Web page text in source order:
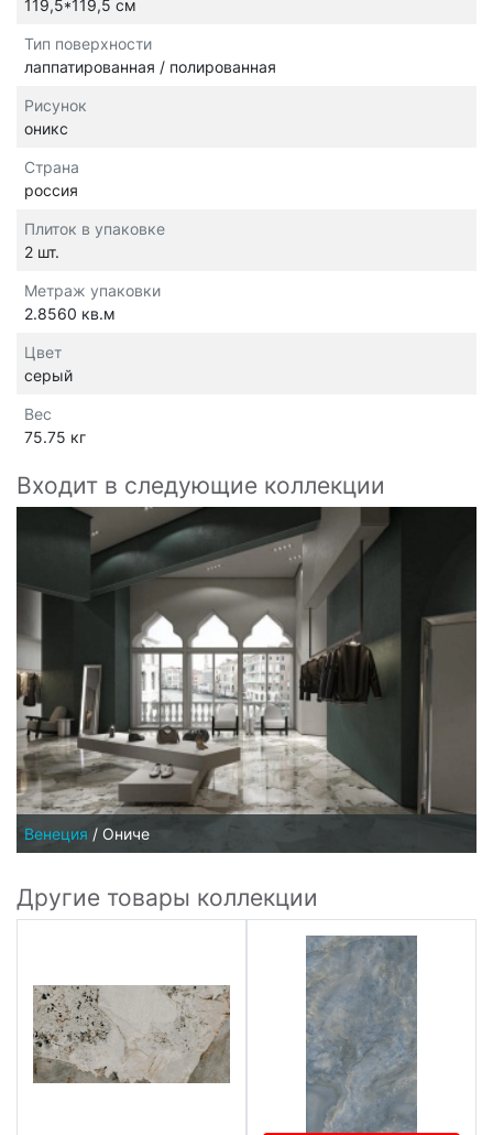
119,5*119,5 см
Тип поверхности
лаппатированная / полированная
Рисунок
оникс
Страна
россия
Плиток в упаковке
2 шт.
Метраж упаковки
2.8560 кв.м
Цвет
серый
Вес
75.75 кг
Входит в следующие коллекции
Венеция / Ониче
Другие товары коллекции